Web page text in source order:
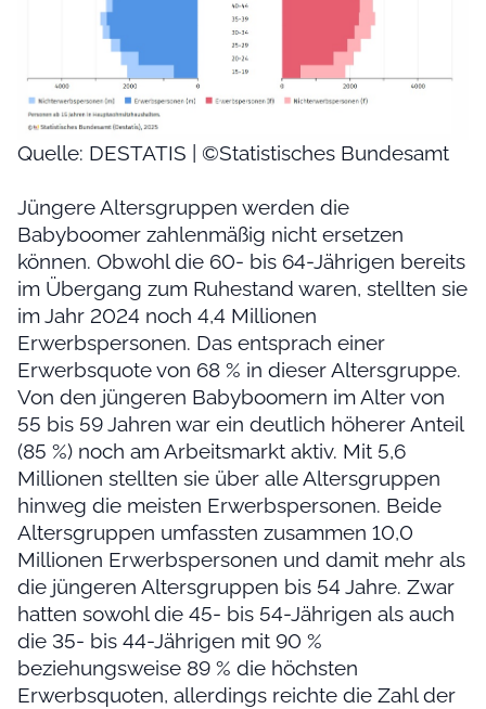
Quelle: DESTATIS | ©Statistisches Bundesamt
Jüngere Altersgruppen werden die
Babyboomer zahlenmäßig nicht ersetzen
können. Obwohl die 60- bis 64-Jährigen bereits
im Übergang zum Ruhestand waren, stellten sie
im Jahr 2024 noch 4,4 Millionen
Erwerbspersonen. Das entsprach einer
Erwerbsquote von 68 % in dieser Altersgruppe.
Von den jüngeren Babyboomern im Alter von
55 bis 59 Jahren war ein deutlich höherer Anteil
(85 %) noch am Arbeitsmarkt aktiv. Mit 5,6
Millionen stellten sie über alle Altersgruppen
hinweg die meisten Erwerbspersonen. Beide
Altersgruppen umfassten zusammen 10,0
Millionen Erwerbspersonen und damit mehr als
die jüngeren Altersgruppen bis 54 Jahre. Zwar
hatten sowohl die 45- bis 54-Jährigen als auch
die 35- bis 44-Jährigen mit 90 %
beziehungsweise 89 % die höchsten
Erwerbsquoten, allerdings reichte die Zahl der